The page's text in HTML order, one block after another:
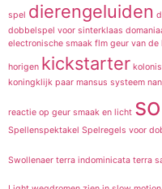
spel dierengeluiden
dobbelspel voor sinterklaas
electronische smaak flm geur van de
horigen kickstarter
koningklijk paar mansus systeem
reactie op geur smaak en licht
Spellenspektakel Spelregels voor
Swollenaer terra indominicata terra